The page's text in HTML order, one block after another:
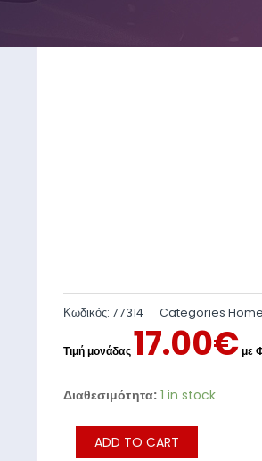
Κωδικός:77314 Categories Home
17.00€
Διαθεσιμότητα: 1 in stock
ADD TO CART